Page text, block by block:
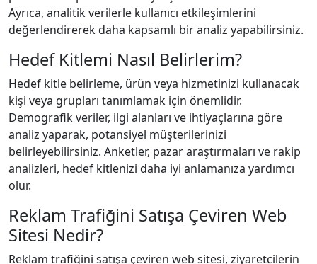
Ayrıca, analitik verilerle kullanıcı etkileşimlerini
değerlendirerek daha kapsamlı bir analiz yapabilirsiniz.
Hedef Kitlemi Nasıl Belirlerim?
Hedef kitle belirleme, ürün veya hizmetinizi kullanacak
kişi veya grupları tanımlamak için önemlidir.
Demografik veriler, ilgi alanları ve ihtiyaçlarına göre
analiz yaparak, potansiyel müşterilerinizi
belirleyebilirsiniz. Anketler, pazar araştırmaları ve rakip
analizleri, hedef kitlenizi daha iyi anlamanıza yardımcı
olur.
Reklam Trafiğini Satışa Çeviren Web
Sitesi Nedir?
Reklam trafiğini satışa çeviren web sitesi, ziyaretçilerin